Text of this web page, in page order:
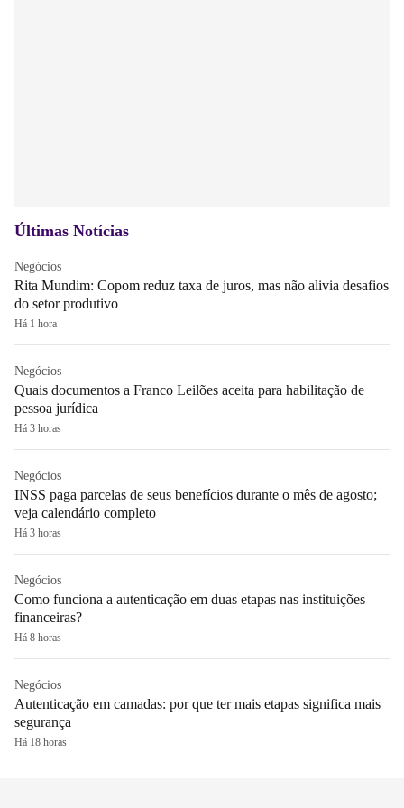
Últimas Notícias
Negócios
Rita Mundim: Copom reduz taxa de juros, mas não alivia desafios
do setor produtivo
Há 1 hora
Negócios
Quais documentos a Franco Leilões aceita para habilitação de
pessoa jurídica
Há 3 horas
Negócios
INSS paga parcelas de seus benefícios durante o mês de agosto;
veja calendário completo
Há 3 horas
Negócios
Como funciona a autenticação em duas etapas nas instituições
financeiras?
Há 8 horas
Negócios
Autenticação em camadas: por que ter mais etapas significa mais
segurança
Há 18 horas